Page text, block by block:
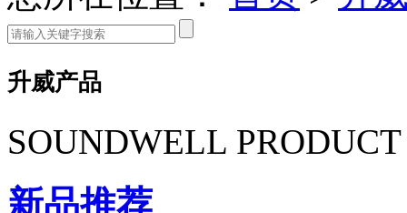
升威产品
SOUNDWELL PRODUCT
新品推荐